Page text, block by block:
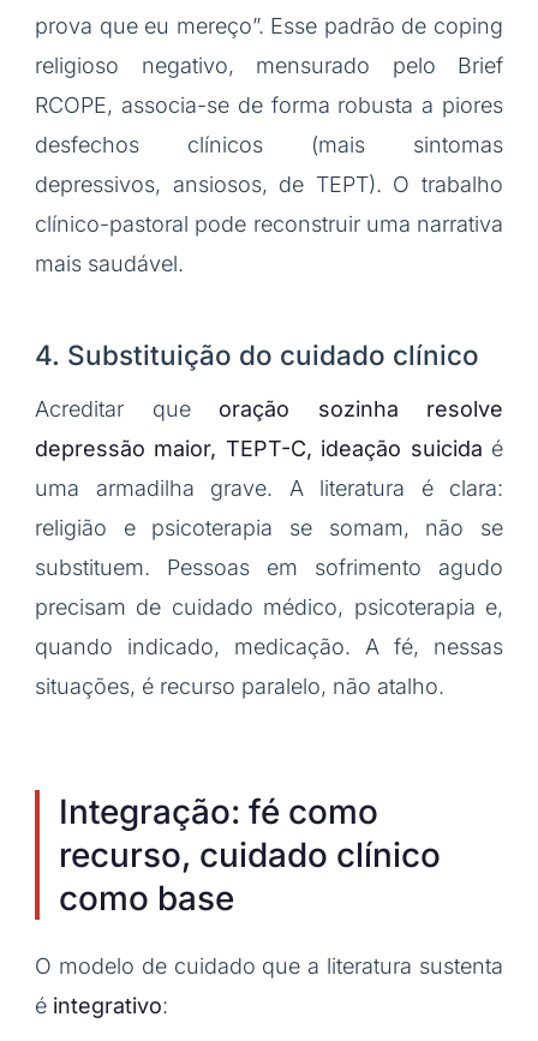
prova que eu mereço”. Esse padrão de coping
religioso negativo, mensurado pelo Brief
RCOPE, associa-se de forma robusta a piores
desfechos clínicos (mais sintomas
depressivos, ansiosos, de TEPT). O trabalho
clínico-pastoral pode reconstruir uma narrativa
mais saudável.
4. Substituição do cuidado clínico
Acreditar que oração sozinha resolve
depressão maior, TEPT-C, ideação suicida é
uma armadilha grave. A literatura é clara:
religião e psicoterapia se somam, não se
substituem. Pessoas em sofrimento agudo
precisam de cuidado médico, psicoterapia e,
quando indicado, medicação. A fé, nessas
situações, é recurso paralelo, não atalho.
Integração: fé como
recurso, cuidado clínico
como base
O modelo de cuidado que a literatura sustenta
é integrativo: